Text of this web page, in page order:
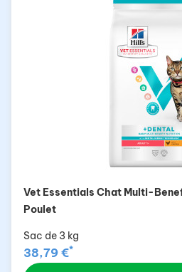
Vet Essentials Chat Multi-
Poulet
Sac de 3 kg
38,79 €*